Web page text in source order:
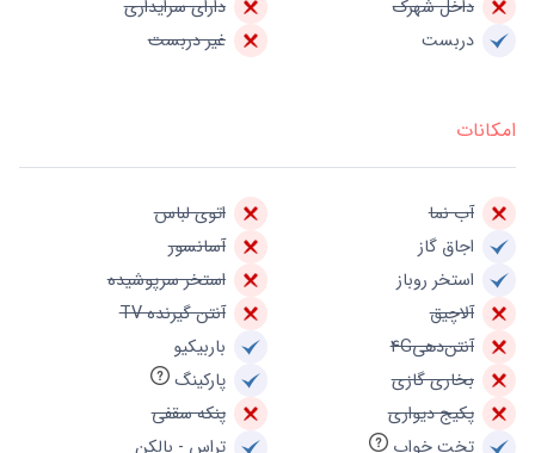
داخل شهرک
دارای سرایداری
دربست
غیر دربست
امکانات
آب نما
اتوی لباس
اجاق گاز
آسانسور
استخر روباز
استخر سرپوشیده
آلاچیق
آنتن گیرنده TV
آنتن‌دهی4G
باربیکیو
بخاری گازی
پارکینگ
پکیج دیواری
پنکه سقفی
تخت خواب
تراس - بالکن